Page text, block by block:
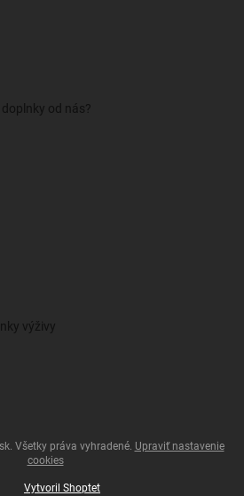
od nás?
výživy
Vytvoril Shoptet
. Všetky práva vyhradené. Upraviť nastavenie
cookies